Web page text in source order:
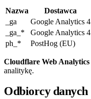
Nazwa Dostawca
_ga
Google Analytics 4
_ga_*
Google Analytics 4
ph_*
PostHog (EU)
Cloudflare Web Analytics
analitykę.
Odbiorcy danych